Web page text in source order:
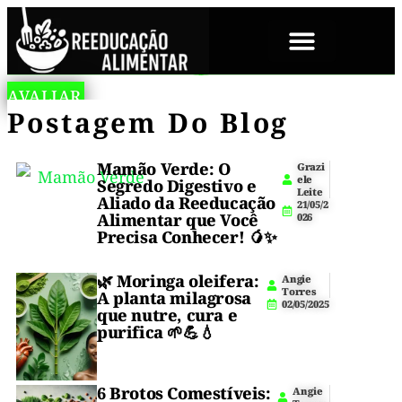
L
O
W
F
T,
P
R
I
N
CI
P
A
IS
,
P
🥔
🫓
Tortilla
Fit
Crocante
Tortilla
de
batata
sem
glúten,
dentro
e
perfeita
para
wraps,
lanches
e
A
n
g
i
o
r
/
0
1
/
2
0
2
6
3
AVALIAR
Sem
Glúten
Econômica
Versátil
•
Perfeita
Para
Postagem Do Blog
Mamão Verde: O
Segredo Digestivo e
Aliado da Reeducação
Alimentar que Você
Precisa Conhecer! 🥭✨
Grazi
ele
Leite
21/05/2
026
🌿Moringa oleifera:
A planta milagrosa
que nutre, cura e
purifica 🌱💪💧
Angie
Torres
02/05/2025
6 Brotos Comestíveis:
Angie